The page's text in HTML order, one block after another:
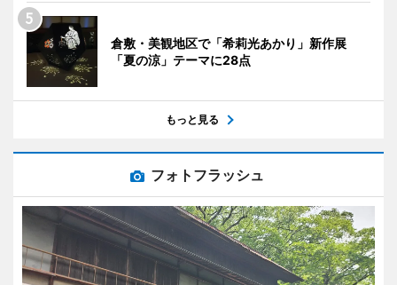
倉敷・美観地区で「希莉光あかり」新作展
「夏の涼」テーマに28点
もっと見る
フォトフラッシュ